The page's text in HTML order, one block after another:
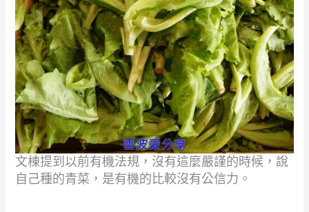
文棟提到以前有機法規，沒有這麼嚴謹的時候，說
自己種的青菜，是有機的比較沒有公信力。